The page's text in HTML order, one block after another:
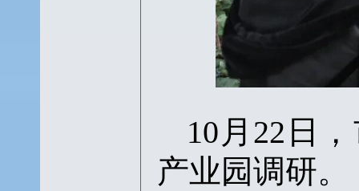
10月22日
产业园调研。